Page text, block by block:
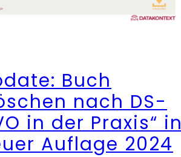
Buch
nach DS-
in der Praxis“
Auflage 2024